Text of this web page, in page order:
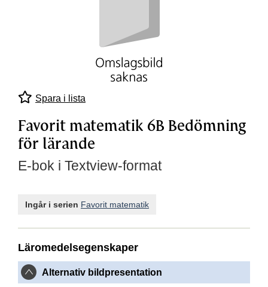
Spara i lista
Favorit matematik 6B Bedömning
för lärande
E-bok i Textview-format
Ingår i serien Favorit matematik
Läromedelsegenskaper
Alternativ bildpresentation